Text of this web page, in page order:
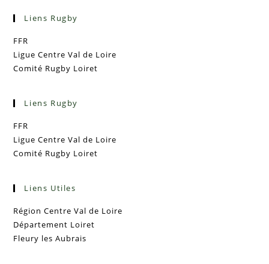
Liens Rugby
FFR
Ligue Centre Val de Loire
Comité Rugby Loiret
Liens Rugby
FFR
Ligue Centre Val de Loire
Comité Rugby Loiret
Liens Utiles
Région Centre Val de Loire
Département Loiret
Fleury les Aubrais